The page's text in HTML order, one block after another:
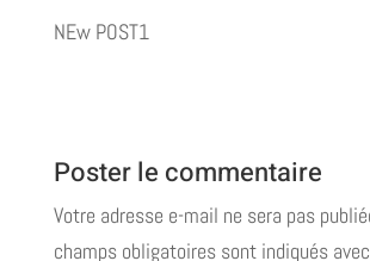
NEw POST1
Poster le commentaire
Votre adresse e-mail ne sera pas
champs obligatoires sont indiqués avec